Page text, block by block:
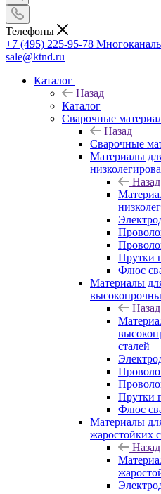
Телефоны
+7 (495) 225-95-78
sale@ktnd.ru
Каталог
Назад
Каталог
Сварочные
Назад
Сварочные
Материалы
Назад
Прутки
Флюс
Материалы
Назад
сталей
Прутки
Флюс
Материалы
жаростойких
Назад